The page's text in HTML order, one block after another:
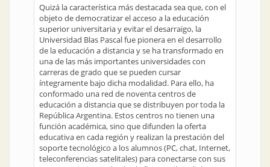
Quizá la característica más destacada sea que, con el
objeto de democratizar el acceso a la educación
superior universitaria y evitar el desarraigo, la
Universidad Blas Pascal fue pionera en el desarrollo
de la educación a distancia y se ha transformado en
una de las más importantes universidades con
carreras de grado que se pueden cursar
íntegramente bajo dicha modalidad. Para ello, ha
conformado una red de noventa centros de
educación a distancia que se distribuyen por toda la
República Argentina. Estos centros no tienen una
función académica, sino que difunden la oferta
educativa en cada región y realizan la prestación del
soporte tecnológico a los alumnos (PC, chat, Internet,
teleconferencias satelitales) para conectarse con sus